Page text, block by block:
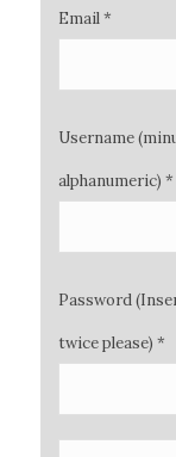
Email *
Username
alphanumeric) *
Password
twice please) *